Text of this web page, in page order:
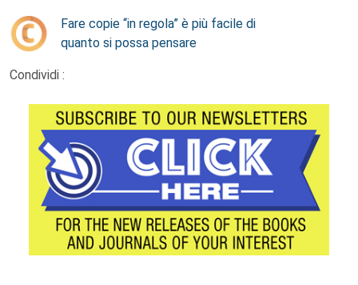
Fare copie “in regola” è più facile di
quanto si possa pensare
Condividi :